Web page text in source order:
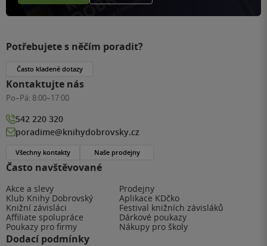
Často navštěvované
Akce a slevy
Prodejny
Klub Knihy Dobrovský
Aplikace KDčko
Knižní závisláci
Festival knižních závisláků
Affiliate spolupráce
Dárkové poukazy
Poukazy pro firmy
Nákupy pro školy
Dodací podmínky
Potřebujete s něčím poradit?
Často kladené dotazy
Kontaktujte nás
Po–Pá: 8:00–17:00
542 220 320
poradime@knihydobrovsky.cz
Všechny kontakty Naše prodejny